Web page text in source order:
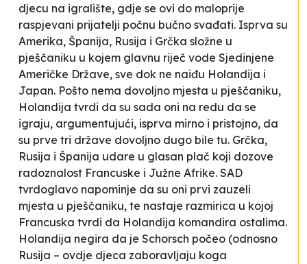
djecu na igralište, gdje se ovi do maloprije
raspjevani prijatelji počnu bučno svađati. Isprva su
Amerika, Španija, Rusija i Grčka složne u
pješčaniku u kojem glavnu riječ vode Sjedinjene
Američke Države, sve dok ne naiđu Holandija i
Japan. Pošto nema dovoljno mjesta u pješčaniku,
Holandija tvrdi da su sada oni na redu da se
igraju, argumentujući, isprva mirno i pristojno, da
su prve tri države dovoljno dugo bile tu. Grčka,
Rusija i Španija udare u glasan plač koji dozove
radoznalost Francuske i Južne Afrike. SAD
tvrdoglavo napominje da su oni prvi zauzeli
mjesta u pješčaniku, te nastaje razmirica u kojoj
Francuska tvrdi da Holandija komandira ostalima.
Holandija negira da je Schorsch počeo (odnosno
Rusija – ovdje djeca zaboravljaju koga